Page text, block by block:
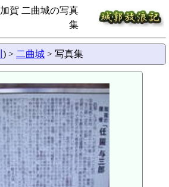
加賀 二曲城の写真
集
) > 二曲城 > 写真集